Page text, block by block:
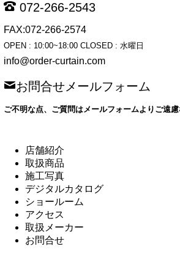
072-266-2543
FAX:072-266-2574
OPEN : 10:00~18:00 CLOSED : 水曜日
info@order-curtain.com
お問合せメールフォーム
ご不明な点、ご質問はメールフォームよりご遠慮
店舗紹介
取扱商品
施工写真
デジタルカタログ
ショールーム
アクセス
取扱メーカー
お問合せ